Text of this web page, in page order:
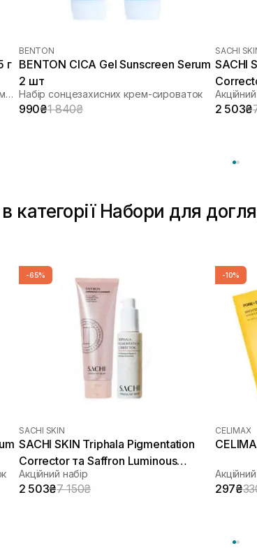
г
Освітлюючий, антиоксидантний та омолоджуючий набір
BENTON
BENTON CICA Gel Sunscreen Serum
2 шт
Набір сонцезахисних крем-сироваток
990₴1 840₴
SACHI
SACHI
2 503₴
категорії Набори для
-65%
SACHI SKIN
SACHI SKIN Triphala Pigmentation
Corrector та Saffron Luminous
Cleanser
Акційний набір
2 503₴7 150₴
-10%
CELIMAX
297₴